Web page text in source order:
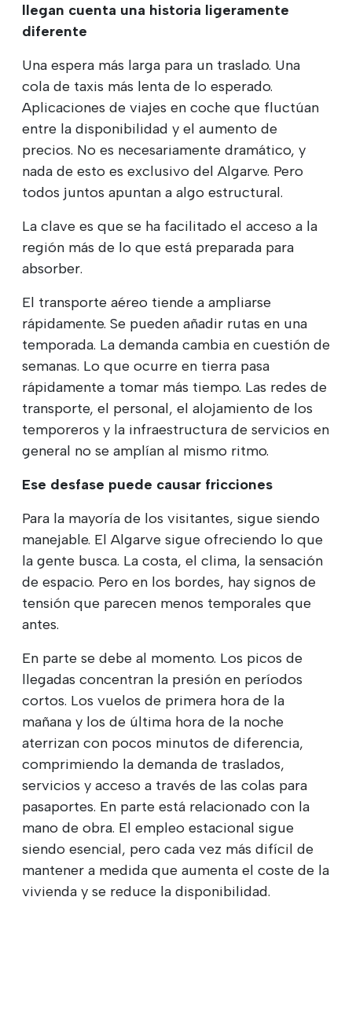
llegan cuenta una historia ligeramente
diferente
Una espera más larga para un traslado. Una
cola de taxis más lenta de lo esperado.
Aplicaciones de viajes en coche que fluctúan
entre la disponibilidad y el aumento de
precios. No es necesariamente dramático, y
nada de esto es exclusivo del Algarve. Pero
todos juntos apuntan a algo estructural.
La clave es que se ha facilitado el acceso a la
región más de lo que está preparada para
absorber.
El transporte aéreo tiende a ampliarse
rápidamente. Se pueden añadir rutas en una
temporada. La demanda cambia en cuestión de
semanas. Lo que ocurre en tierra pasa
rápidamente a tomar más tiempo. Las redes de
transporte, el personal, el alojamiento de los
temporeros y la infraestructura de servicios en
general no se amplían al mismo ritmo.
Ese desfase puede causar fricciones
Para la mayoría de los visitantes, sigue siendo
manejable. El Algarve sigue ofreciendo lo que
la gente busca. La costa, el clima, la sensación
de espacio. Pero en los bordes, hay signos de
tensión que parecen menos temporales que
antes.
En parte se debe al momento. Los picos de
llegadas concentran la presión en períodos
cortos. Los vuelos de primera hora de la
mañana y los de última hora de la noche
aterrizan con pocos minutos de diferencia,
comprimiendo la demanda de traslados,
servicios y acceso a través de las colas para
pasaportes. En parte está relacionado con la
mano de obra. El empleo estacional sigue
siendo esencial, pero cada vez más difícil de
mantener a medida que aumenta el coste de la
vivienda y se reduce la disponibilidad.